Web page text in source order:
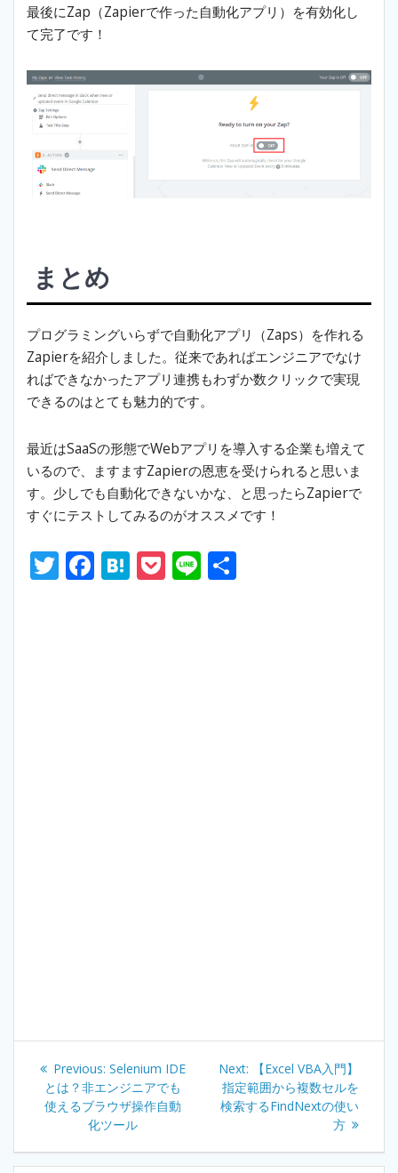
最後にZap（Zapierで作った自動化アプリ）を有効化し
て完了です！
まとめ
プログラミングいらずで自動化アプリ（Zaps）を作れる
Zapierを紹介しました。従来であればエンジニアでなけ
ればできなかったアプリ連携もわずか数クリックで実現
できるのはとても魅力的です。
最近はSaaSの形態でWebアプリを導入する企業も増えて
いるので、ますますZapierの恩恵を受けられると思いま
す。少しでも自動化できないかな、と思ったらZapierで
すぐにテストしてみるのがオススメです！
T F H P Li
Post
navigation
Previous: Previous
post:
Selenium IDE
とは？非エンジニアでも
使えるブラウザ操作自動
化ツール
Next:
Next
post:
【Excel VBA入門】
指定範囲から複数セルを
検索するFindNextの使い
方